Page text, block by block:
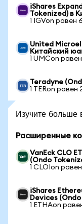
iShares
Tokenized) в
1 IGVon равен
United
Китайский
1 UMCon
Teradyne
1 TERon равен
Изучите больше
Расширенные
VanEck CLO
(Ondo
1 CLOIon
iShares
Devices
1 ETHAon